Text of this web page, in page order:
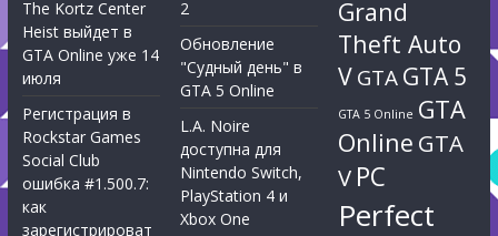
The Kortz Center
Heist выйдет в
GTA Online уже 14
июля
Регистрация в
Rockstar Games
Social Club
ошибка #1.500.7:
как
зарегистрироват
2
Обновление
"Судный день" в
GTA 5 Online
L.A. Noire
доступна для
Nintendo Switch,
PlayStation 4 и
Xbox One
Grand
Theft Auto
VGTAGTA 5
GTA 5 Online GTA
Online GTA
V PC
Perfect